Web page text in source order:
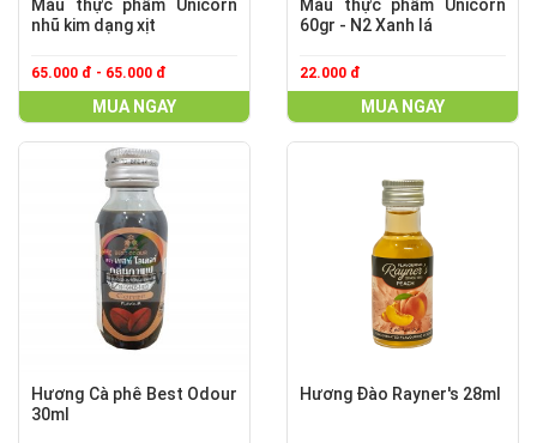
Màu thực phẩm Unicorn
nhũ kim dạng xịt
65.000 đ - 65.000 đ
MUA NGAY
Màu thực phẩm Unicorn
60gr - N2 Xanh lá
22.000 đ
MUA NGAY
Hương Cà phê Best Odour
30ml
Hương Đào Rayner's 28ml